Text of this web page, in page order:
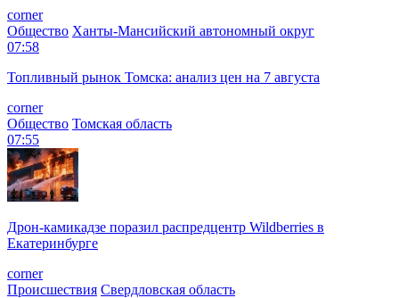
corner
Общество Ханты-Мансийский автономный округ
07:58
Топливный рынок Томска: анализ цен на 7 августа
corner
Общество Томская область
07:55
Дрон-камикадзе поразил распредцентр Wildberries в
Екатеринбурге
corner
Происшествия Свердловская область